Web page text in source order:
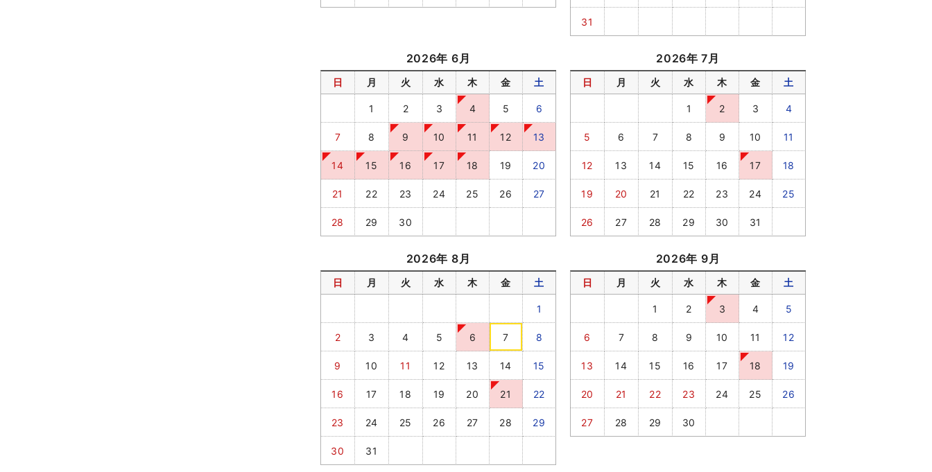
31
2026年 6月
日 月 火 水 木 金 土
1 2 3 4 5 6
7 8 9 10 11 12 13
14 15 16 17 18 19 20
21 22 23 24 25 26 27
28 29 30
2026年 7月
日 月 火 水 木 金 土
1 2 3 4
5 6 7 8 9 10 11
12 13 14 15 16 17 18
19 20 21 22 23 24 25
26 27 28 29 30 31
2026年 8月
日 月 火 水 木 金 土
1
2 3 4 5 6 7 8
9 10 11 12 13 14 15
16 17 18 19 20 21 22
23 24 25 26 27 28 29
30 31
2026年 9月
日 月 火 水 木 金 土
1 2 3 4 5
6 7 8 9 10 11 12
13 14 15 16 17 18 19
20 21 22 23 24 25 26
27 28 29 30